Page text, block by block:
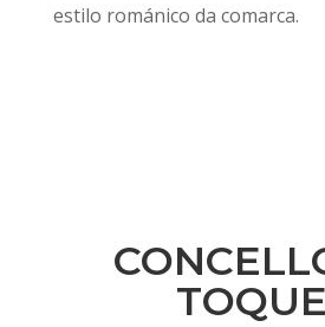
estilo románico da comarca.